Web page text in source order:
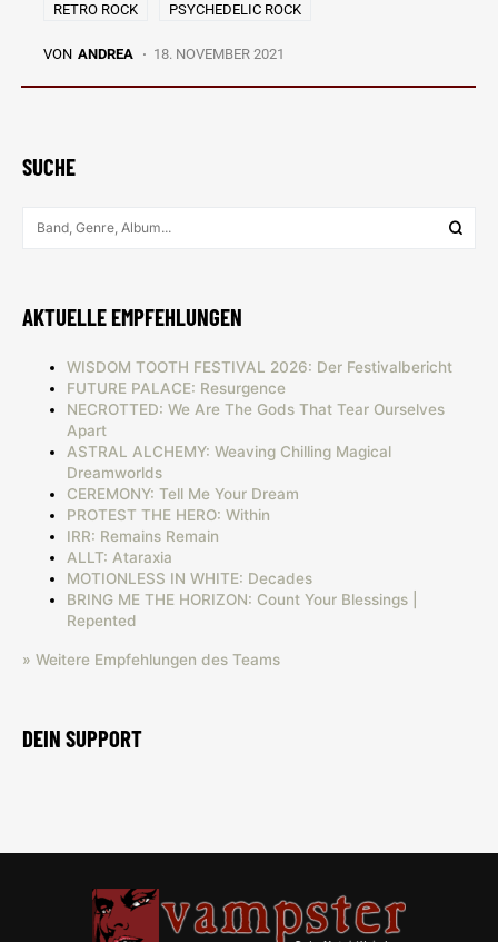
RETRO ROCK PSYCHEDELIC ROCK
VON ANDREA 18. NOVEMBER 2021
SUCHE
AKTUELLE EMPFEHLUNGEN
WISDOM TOOTH FESTIVAL 2026: Der Festivalbericht
FUTURE PALACE: Resurgence
NECROTTED: We Are The Gods That Tear Ourselves
Apart
ASTRAL ALCHEMY: Weaving Chilling Magical
Dreamworlds
CEREMONY: Tell Me Your Dream
PROTEST THE HERO: Within
IRR: Remains Remain
ALLT: Ataraxia
MOTIONLESS IN WHITE: Decades
BRING ME THE HORIZON: Count Your Blessings |
Repented
» Weitere Empfehlungen des Teams
DEIN SUPPORT